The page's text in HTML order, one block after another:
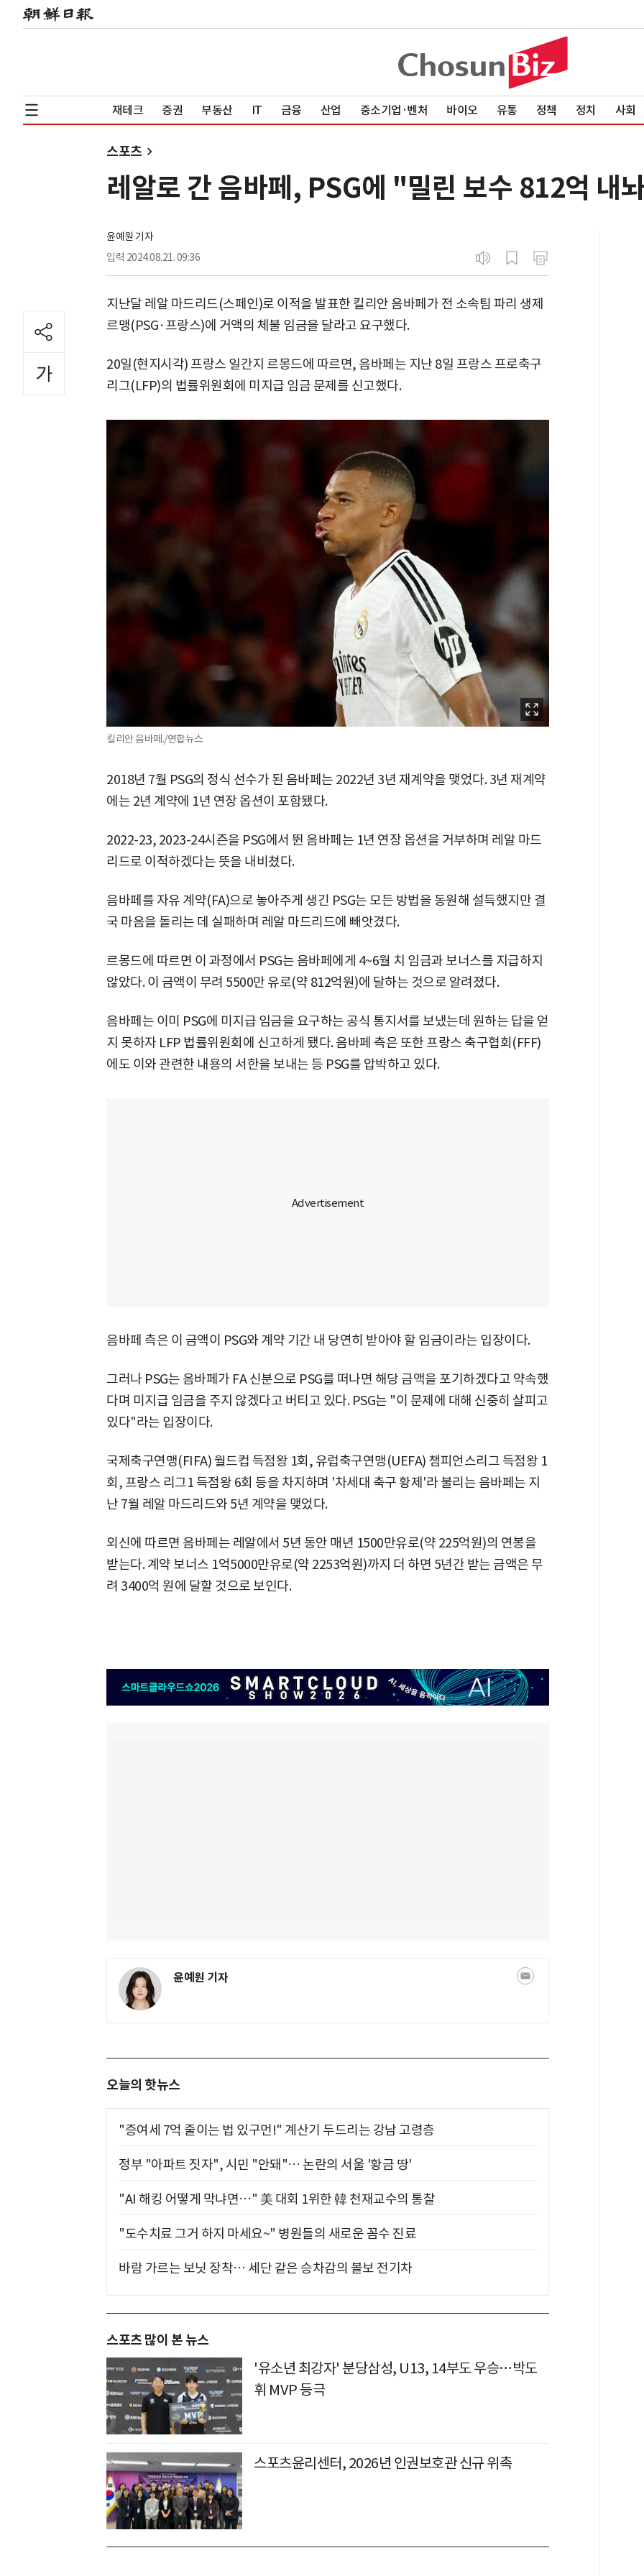
재테크 증권 부동산 IT 금융 산업 중소기업·벤처 바이오 유통 정책 정치 사회
스포츠
레알로 간 음바페, PSG에 "밀린 보수 812억 내
윤예원 기자
입력 2024.08.21. 09:36
지난달 레알 마드리드(스페인)로 이적을 발표한 킬리안 음바페가 전 소속팀 파리 생제
르맹(PSG·프랑스)에 거액의 체불 임금을 달라고 요구했다.
20일(현지시각) 프랑스 일간지 르몽드에 따르면, 음바페는 지난 8일 프랑스 프로축구
리그(LFP)의 법률위원회에 미지급 임금 문제를 신고했다.
킬리안 음바페./연합뉴스
2018년 7월 PSG의 정식 선수가 된 음바페는 2022년 3년 재계약을 맺었다. 3년 재계약
에는 2년 계약에 1년 연장 옵션이 포함됐다.
2022-23, 2023-24시즌을 PSG에서 뛴 음바페는 1년 연장 옵션을 거부하며 레알 마드
리드로 이적하겠다는 뜻을 내비쳤다.
음바페를 자유 계약(FA)으로 놓아주게 생긴 PSG는 모든 방법을 동원해 설득했지만 결
국 마음을 돌리는 데 실패하며 레알 마드리드에 빼앗겼다.
르몽드에 따르면 이 과정에서 PSG는 음바페에게 4~6월 치 임금과 보너스를 지급하지
않았다. 이 금액이 무려 5500만 유로(약 812억원)에 달하는 것으로 알려졌다.
음바페는 이미 PSG에 미지급 임금을 요구하는 공식 통지서를 보냈는데 원하는 답을 얻
지 못하자 LFP 법률위원회에 신고하게 됐다. 음바페 측은 또한 프랑스 축구협회(FFF)
에도 이와 관련한 내용의 서한을 보내는 등 PSG를 압박하고 있다.
음바페 측은 이 금액이 PSG와 계약 기간 내 당연히 받아야 할 임금이라는 입장이다.
그러나 PSG는 음바페가 FA 신분으로 PSG를 떠나면 해당 금액을 포기하겠다고 약속했
다며 미지급 임금을 주지 않겠다고 버티고 있다. PSG는 "이 문제에 대해 신중히 살피고
있다"라는 입장이다.
국제축구연맹(FIFA) 월드컵 득점왕 1회, 유럽축구연맹(UEFA) 챔피언스리그 득점왕 1
회, 프랑스 리그1 득점왕 6회 등을 차지하며 '차세대 축구 황제'라 불리는 음바페는 지
난 7월 레알 마드리드와 5년 계약을 맺었다.
외신에 따르면 음바페는 레알에서 5년 동안 매년 1500만유로(약 225억원)의 연봉을
받는다. 계약 보너스 1억5000만유로(약 2253억원)까지 더 하면 5년간 받는 금액은 무
려 3400억 원에 달할 것으로 보인다.
윤예원 기자
오늘의 핫뉴스
"증여세 7억 줄이는 법 있구먼!" 계산기 두드리는 강남 고령층
정부 "아파트 짓자", 시민 "안돼"… 논란의 서울 '황금 땅'
"AI 해킹 어떻게 막냐면…" 美 대회 1위한 韓 천재교수의 통찰
"도수치료 그거 하지 마세요~" 병원들의 새로운 꼼수 진료
바람 가르는 보닛 장착… 세단 같은 승차감의 볼보 전기차
스포츠 많이 본 뉴스
'유소년 최강자' 분당삼성, U13, 14부도 우승…박도
휘 MVP 등극
스포츠윤리센터, 2026년 인권보호관 신규 위촉